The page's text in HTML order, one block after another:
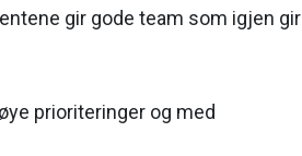
gir gode team som igjen gir
prioriteringer og med